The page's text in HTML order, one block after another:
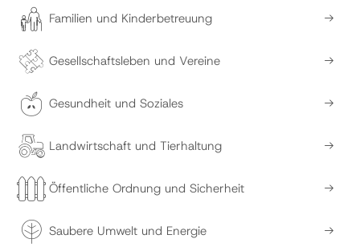
Familien und Kinderbetreuung
Gesellschaftsleben und Vereine
Gesundheit und Soziales
Landwirtschaft und Tierhaltung
Öffentliche Ordnung und Sicherheit
Saubere Umwelt und Energie